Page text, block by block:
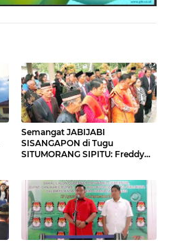
Semangat JABIJABI
SISANGAPON di Tugu
SITUMORANG SIPITU: Freddy